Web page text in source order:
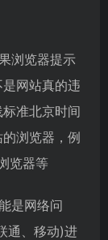
浏览器提示
网站真的违
准北京时间
浏览器，例
览器等
是网络问
通、移动)进